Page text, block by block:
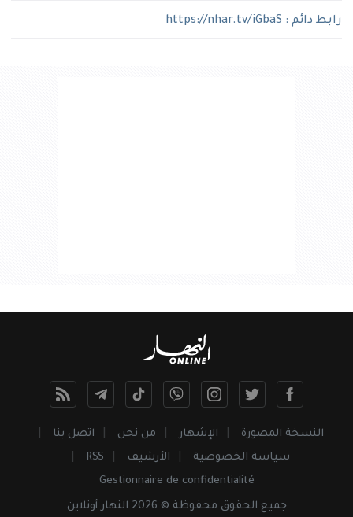
رابط دائم : https://nhar.tv/iGbaS
النسخة المصورة الإشهار من نحن
اتصل بنا
سياسة الخصوصية
الأرشيف
RSS
Gestionnaire de confidentialité
جميع الحقوق محفوظة © 2026 النهار أونلاين